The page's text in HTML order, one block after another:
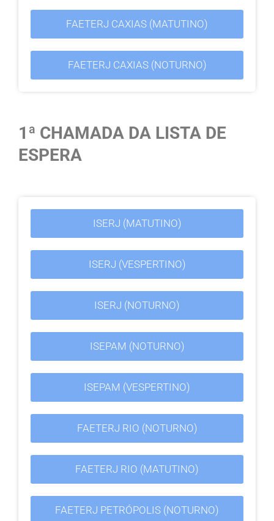
FAETERJ CAXIAS (MATUTINO)
FAETERJ CAXIAS (NOTURNO)
1ª CHAMADA DA LISTA DE
ESPERA
ISERJ (MATUTINO)
ISERJ (VESPERTINO)
ISERJ (NOTURNO)
ISEPAM (NOTURNO)
ISEPAM (VESPERTINO)
FAETERJ RIO (NOTURNO)
FAETERJ RIO (MATUTINO)
FAETERJ PETRÓPOLIS (NOTURNO)